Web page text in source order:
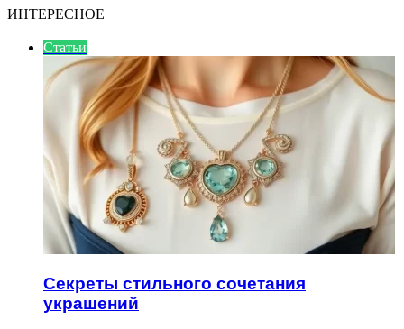
ИНТЕРЕСНОЕ
Статьи
Секреты стильного сочетания
украшений